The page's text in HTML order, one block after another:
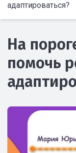
адаптироваться?
На
помочь